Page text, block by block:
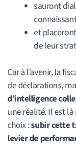
sauront
et
de leur
Car à l’avenir, la
de déclarations,
d’intelligence
une réalité. Il est
choix :subir cette
levier de